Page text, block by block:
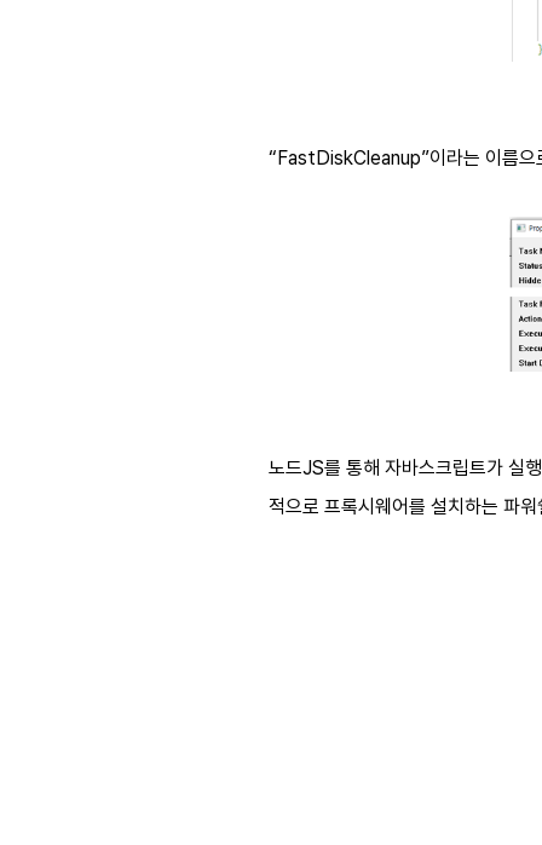
“FastDiskCleanup”이라는 이름
노드JS를 통해 자바스크립트가 실
적으로 프록시웨어를 설치하는 파